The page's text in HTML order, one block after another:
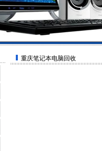
重庆笔记本电脑回收